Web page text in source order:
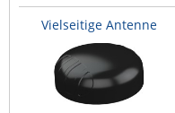
Vielseitige Antenne